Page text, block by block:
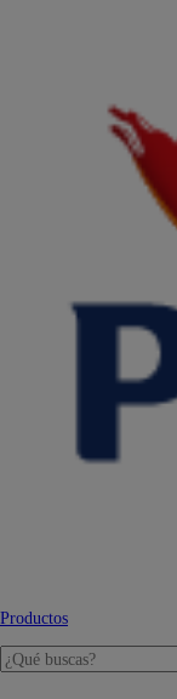
Productos